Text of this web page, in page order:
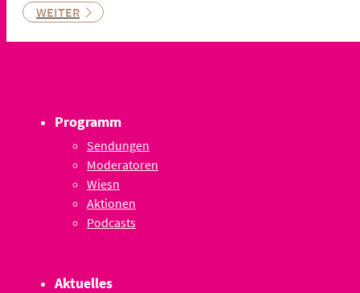
WEITER
Programm
Sendungen
Moderatoren
Wiesn
Aktionen
Podcasts
Aktuelles